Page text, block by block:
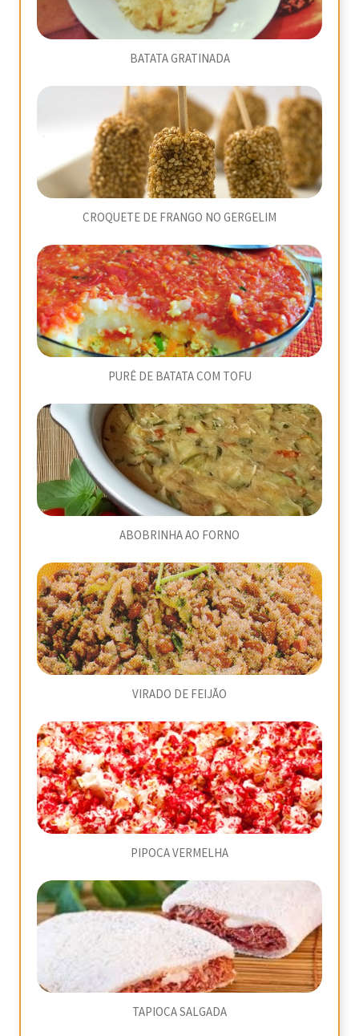
BATATA GRATINADA
CROQUETE DE FRANGO NO GERGELIM
PURÊ DE BATATA COM TOFU
ABOBRINHA AO FORNO
VIRADO DE FEIJÃO
PIPOCA VERMELHA
TAPIOCA SALGADA